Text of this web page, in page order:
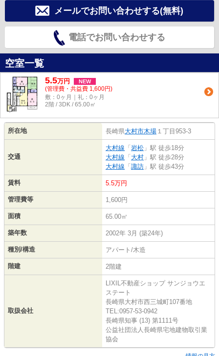
メールでお問い合わせする(無料)
電話でお問い合わせする
空室一覧
5.5万円 NEW
(管理費・共益費 1,600円)
敷：0ヶ月｜礼：0ヶ月
2階 / 3DK / 65.00㎡
所在地 長崎県大村市木場 １丁目953-3
交通
大村線 「 岩松 」駅 徒歩18分
大村線 「 大村 」駅 徒歩28分
大村線 「 諏訪 」駅 徒歩43分
賃料 5.5万円
管理費等 1,600円
面積 65.00㎡
築年数 2002年 3月 (築24年)
種別/構造 アパート/木造
階建 2階建
取扱会社
LIXIL不動産ショップ サンジョウエ
ステート
長崎県大村市西三城町107番地
TEL:0957-53-0942
長崎県知事 (13) 第1111号
公益社団法人長崎県宅地建物取引業
協会